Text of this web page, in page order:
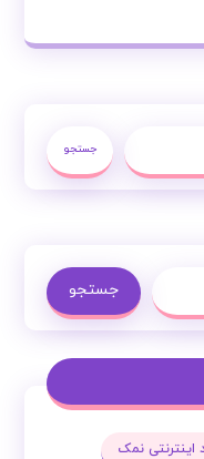
جستجو
جستجو
اینترنتی نمک